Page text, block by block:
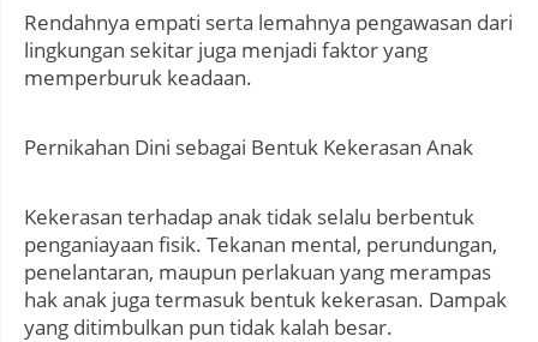
Rendahnya empati serta lemahnya pengawasan dari
lingkungan sekitar juga menjadi faktor yang
memperburuk keadaan.
Pernikahan Dini sebagai Bentuk Kekerasan Anak
Kekerasan terhadap anak tidak selalu berbentuk
penganiayaan fisik. Tekanan mental, perundungan,
penelantaran, maupun perlakuan yang merampas
hak anak juga termasuk bentuk kekerasan. Dampak
yang ditimbulkan pun tidak kalah besar.